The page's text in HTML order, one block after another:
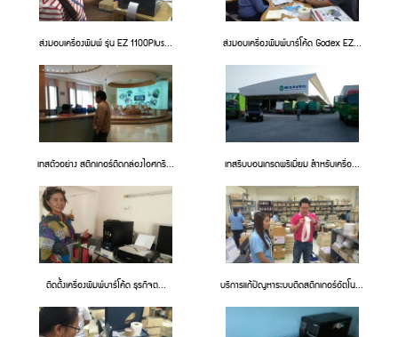
ส่งมอบเครื่องพิมพ์ รุ่น EZ 1100Plus... ส่งมอบเครื่องพิมพ์บาร์โค้ด Godex EZ...
เทสตัวอย่าง สติกเกอร์ติดกล่องไอศกรี... เทสริบบอนเกรดพรีเมี่ยม สำหรับเครื่อ...
ติดตั้งเครื่องพิมพ์บาร์โค้ด ธุรกิจต... บริการแก้ปัญหาระบบติดสติกเกอร์อัตโน...